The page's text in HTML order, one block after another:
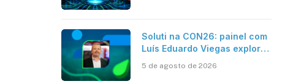
Soluti na CON26: painel com
Luís Eduardo Viegas explora
eficiência da Contabilidade
5 de agosto de 2026